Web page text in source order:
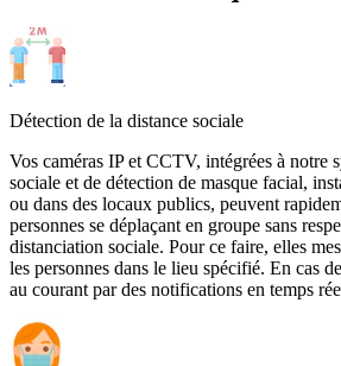
Détection de la distance sociale
Vos caméras IP et CCTV, intégrées à notre
sociale et de détection de masque facial,
ou dans des locaux publics, peuvent
personnes se déplaçant en groupe sans
distanciation sociale. Pour ce faire, elles
les personnes dans le lieu spécifié. En cas
au courant par des notifications en temps